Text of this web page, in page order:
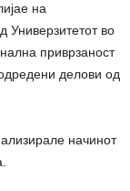
на
Универзитетот во
приврзаност
делови од
начинот